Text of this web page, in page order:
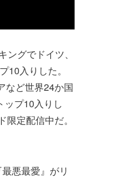
グでドイツ、
入りした。
など世界24か国
ップ10入りし
定配信中だ。
悪最愛』がリ